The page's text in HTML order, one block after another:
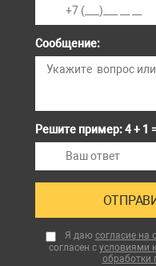
Сообщение:
Решите пример: 4 + 1
Я даю согласие на
согласен с условиями
обработки